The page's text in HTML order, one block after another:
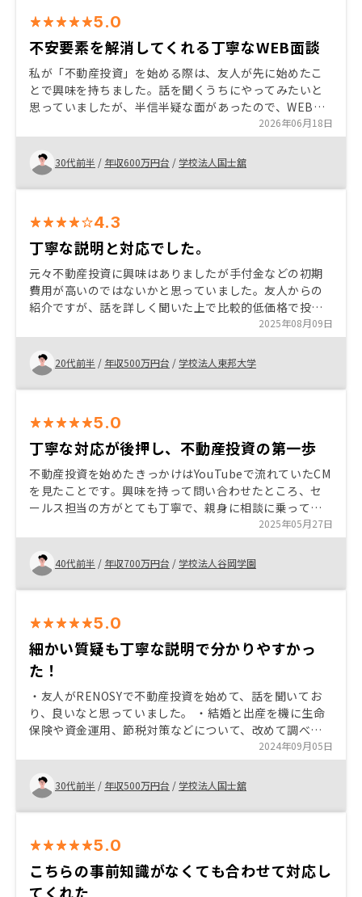
で、検討する時間に余裕がほしい。
5.0
不安要素を解消してくれる丁寧なWEB面談
私が「不動産投資」を始める際は、友人が先に始めたこ
とで興味を持ちました。話を聞くうちにやってみたいと
思っていましたが、半信半疑な面があったので、WEB面
談を繰り返すことで、不安要素が解消しました。特に不
安要素である「空室」や「家財破損」など、不動産投資
でのリスクと言える部分を保証でカバーできているこ
と、好立地な物件を紹介してもらえる安心感に加え、ハ
ザードマップと照らし合わせて問題ないことも一緒に確
も安心要素となりました。 これを踏まえ、今回は３件
目の購入となり、将来設計の更なる１歩をまた踏み出す
ことができましたので、とても感謝しています。
2026年06月18日
30代前半 / 年収600万円台 / 学校法人国士舘
4.3
丁寧な説明と対応でした。
元々不動産投資に興味はありましたが手付金などの初期
費用が高いのではないかと思っていました。友人からの
紹介ですが、話を詳しく聞いた上で比較的低価格で投資
が始められるということに魅力を感じました。 特に私は
年金対策と生命保険になるという点がメリットのように
感じます。
2025年08月09日
20代前半 / 年収500万円台 / 学校法人東邦大学
5.0
丁寧な対応が後押し、不動産投資の第一歩
不動産投資を始めたきっかけはYouTubeで流れていたCM
を見たことです。興味を持って問い合わせたところ、セ
ールス担当の方がとても丁寧で、親身に相談に乗ってく
ださり、安心して話せる雰囲気がありました。疑問点に
も分かりやすく答えていただき、信頼できると感じたた
めRENOSYでの購入を決めました。不動産投資に不安が
ある方にも、まず相談してみることをおすすめしたいで
す。 物件の内装を写真で見られるようにしてほしい。
2025年05月27日
40代前半 / 年収700万円台 / 学校法人谷岡学園
5.0
細かい質疑も丁寧な説明で分かりやすかっ
た！
・友人がRENOSYで不動産投資を始めて、話を聞いてお
り、良いなと思っていました。 ・結婚と出産を機に生命
保険や資金運用、節税対策などについて、改めて調べ、
検討し直し、その友人の紹介もあり不動産投資を始める
決断をしました。 ・RENOSYでの購入の決め手は、「立
地条件、建物の外観、丁寧な説明」です。 ・購入を検討
している方におすすめのポイントは、空室補償等のリス
クマネジメントが良いと思います。不動産投資のリスク
ます。 概ね満足しておりますが、強いて言えば、事故物
件の掲載サイト（大島てる）に「3階 告知事項有」と記
載されていた建物だったことを契約手続きの際に知った
2024年09月05日
30代前半 / 年収500万円台 / 学校法人国士舘
5.0
こちらの事前知識がなくても合わせて対応し
てくれた